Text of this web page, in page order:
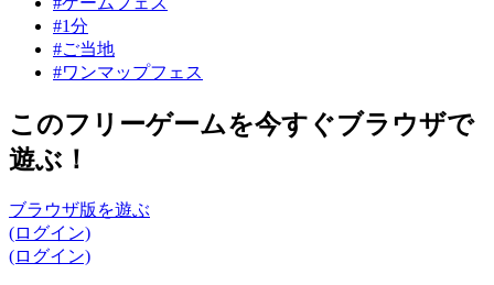
#1分
#ご当地
#ワンマップフェス
このフリーゲームを今すぐブラウザで
遊ぶ！
ブラウザ版を遊ぶ
(ログイン)
(ログイン)